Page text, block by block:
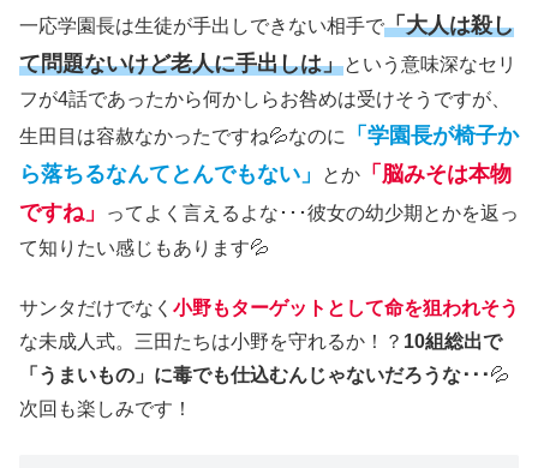
一応学園長は生徒が手出しできない相手で「大人は殺し
て問題ないけど老人に手出しは」という意味深なセリ
フが4話であったから何かしらお咎めは受けそうですが、
生田目は容赦なかったですね💦なのに
「学園長が椅子か
ら落ちるなんてとんでもない」
とか 「脳みそは本物
ですね」
ってよく言えるよな･･･彼女の幼少期とかを返っ
て知りたい感じもあります💦
サンタだけでなく 小野もターゲットとして命を狙われそう
な未成人式。三田たちは小野を守れるか！？ 10組総出で
「うまいもの」に毒でも仕込むんじゃないだろうな･･･💦
次回も楽しみです！